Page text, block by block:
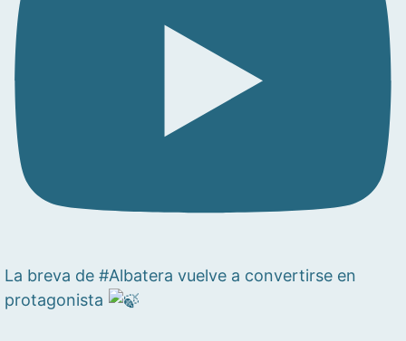
La breva de #Albatera vuelve a convertirse en
protagonista